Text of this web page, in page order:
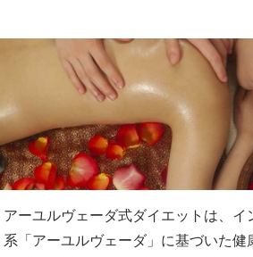
アーユルヴェーダ式ダイエットは、イ
系「アーユルヴェーダ」に基づいた健